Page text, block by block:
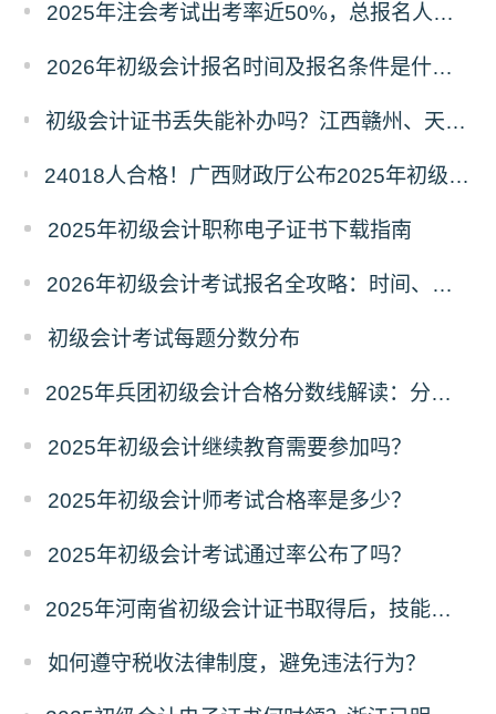
2025年注会考试出考率近50%，总报名人数80.44万！
2026年初级会计报名时间及报名条件是什么？在哪里报名？
初级会计证书丢失能补办吗？江西赣州、天津等多地补办流程+材料清单
24018人合格！广西财政厅公布2025年初级会计考试合格人数，成绩查询及后续事项看这里
2025年初级会计职称电子证书下载指南
2026年初级会计考试报名全攻略：时间、条件、入口一文读懂！
初级会计考试每题分数分布
2025年兵团初级会计合格分数线解读：分数线、有效期及证书领取流程
2025年初级会计继续教育需要参加吗？
2025年初级会计师考试合格率是多少？
2025年初级会计考试通过率公布了吗？
2025年河南省初级会计证书取得后，技能提升补贴政策初级1000元
如何遵守税收法律制度，避免违法行为？